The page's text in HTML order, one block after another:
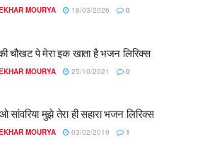
MOURYA 18/03/2026 0
चौखट पे मेरा इक खाता है भजन लिरिक्स
MOURYA 25/10/2021 0
मुझे तेरा ही सहारा भजन लिरिक्स
MOURYA 03/02/2019 1